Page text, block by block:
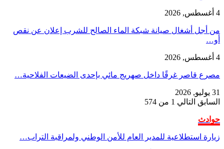
4 أغسطس, 2026
من أجل أشغال صيانة شبكة الماء الصالح للشرب إعلان عن نقص
أو…
4 أغسطس, 2026
مصرع قاصر غرقًا داخل صهريج مائي بإحدى الضيعات الفلاحية…
31 يوليو, 2026
السابق التالي 1 من 574
حوادث
زيارة استطلاعية للمدير العام للأمن الوطني ولمراقبة التراب…